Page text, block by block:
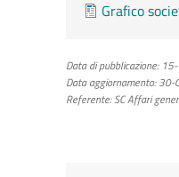
Grafico
Data di pubblicazione:15-
Data aggiornamento:30-
Referente:SC Affari